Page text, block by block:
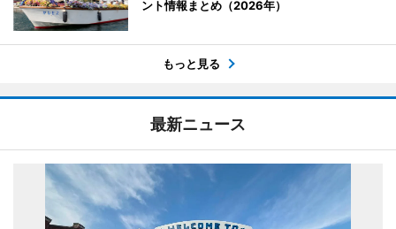
ント情報まとめ（2026年）
もっと見る
最新ニュース